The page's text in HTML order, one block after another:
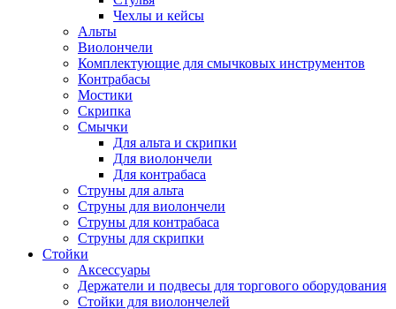
Чехлы и кейсы
Альты
Виолончели
Комплектующие для смычковых инструментов
Контрабасы
Мостики
Скрипка
Смычки
Для альта и скрипки
Для виолончели
Для контрабаса
Струны для альта
Струны для виолончели
Струны для контрабаса
Струны для скрипки
Стойки
Аксессуары
Держатели и подвесы для торгового оборудования
Стойки для виолончелей